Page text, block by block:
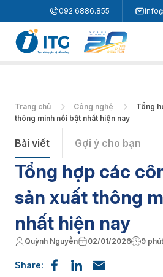
092.6886.855
Trang chủ Công nghệ
Tổng
thông minh nổi bật nhất hiện nay
Bài viết Gợi ý cho bạn
Tổng hợp các
sản xuất thông
nhất hiện nay
Quỳnh Nguyễn 02/01/2026 9 phút
Share: